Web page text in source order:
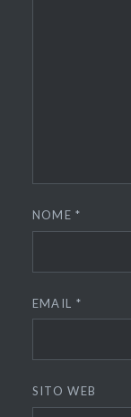
NOME*
EMAIL *
SITO WEB